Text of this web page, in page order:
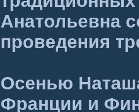
Анатольевна
проведения
Осенью
Франции и